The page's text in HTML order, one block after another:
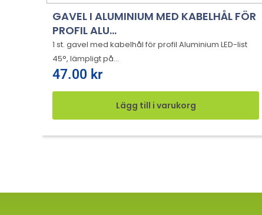
GAVEL I ALUMINIUM MED KABELHÅL FÖR
PROFIL ALU...
1 st. gavel med kabelhål för profil Aluminium LED-list
45°, lämpligt på...
47.00 kr
Lägg till i varukorg